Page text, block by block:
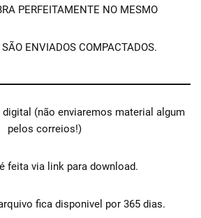
PERFEITAMENTE NO MESMO
ENVIADOS COMPACTADOS.
digital (não enviaremos material algum
pelos correios!)
feita via link para download.
fica disponivel por 365 dias.